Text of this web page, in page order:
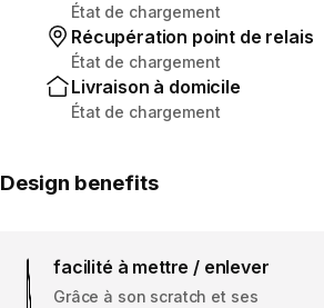
État de chargement
Récupération point de relais
État de chargement
Livraison à domicile
État de chargement
Design benefits
facilité à mettre / enlever
Grâce à son scratch et ses